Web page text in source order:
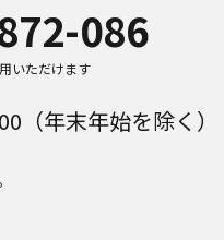
086
いただけます
（年末年始を除く）